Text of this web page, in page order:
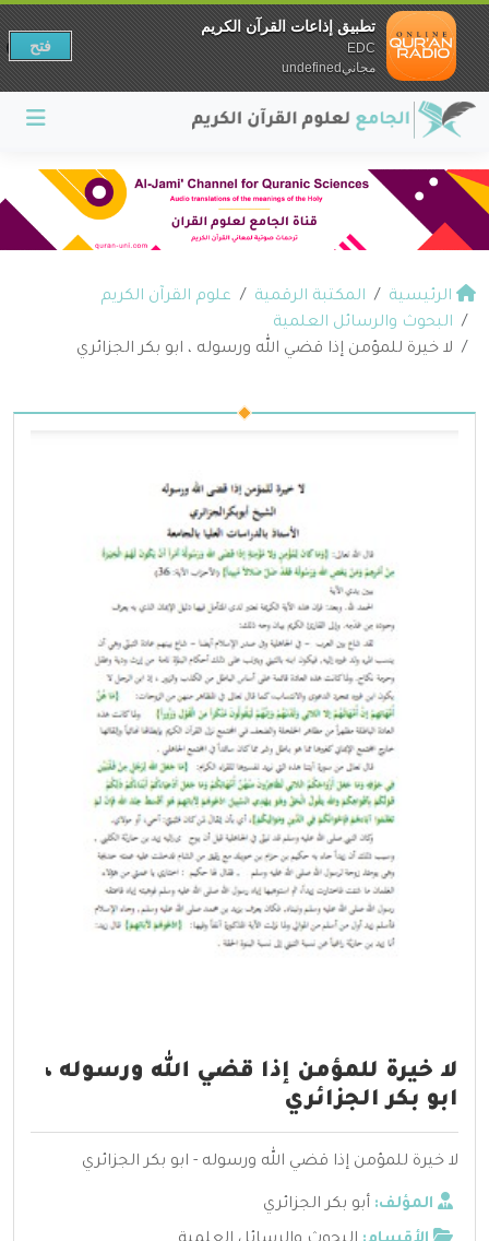
الرئيسية المكتبة الرقمية
علوم القرآن الكريم
البحوث والرسائل العلمية
لا خيرة للمؤمن إذا قضي الله ورسوله ، ابو بكر الجزائري
لا خيرة للمؤمن إذا قضي الله ورسوله ،
ابو بكر الجزائري
لا خيرة للمؤمن إذا قضي الله ورسوله - ابو بكر الجزائري
المؤلف: أبو بكر الجزائري
تطبيق إذاعات القرآن الكريم
EDC
مجانيundefined
فتح